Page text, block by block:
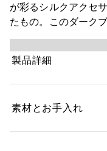
が彩るシルクアクセ
たもの。このダーク
ルGを繊細なレッド
ード ディテールとし
製品詳細
素材とお手入れ